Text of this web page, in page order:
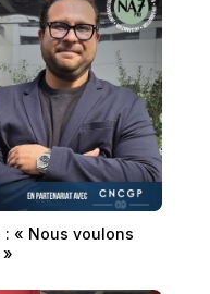
: « Nous voulons